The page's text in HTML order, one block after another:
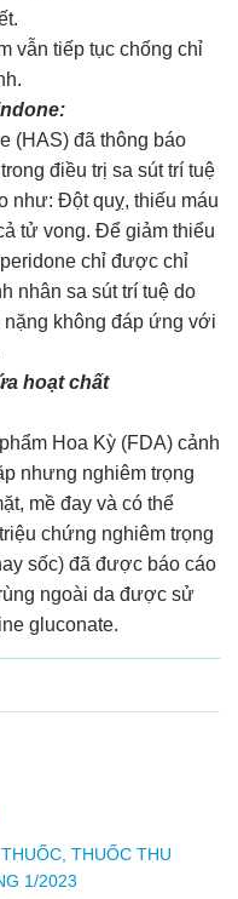
vẫn tiếp tục chống chỉ
(HAS) đã thông báo
điều trị sa sút trí tuệ
như: Đột quỵ, thiếu máu
tử vong. Để giảm thiểu
chỉ được chỉ
nhân sa sút trí tuệ do
không đáp ứng với
hoạt chất
Hoa Kỳ (FDA) cảnh
nhưng nghiêm trọng
mề đay và có thể
chứng nghiêm trọng
sốc) đã được báo cáo
ngoài da được sử
gluconate.
THUỐC THU
1/2023